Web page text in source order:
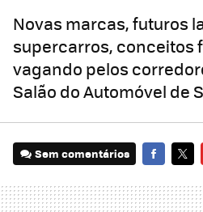
Novas marcas, futuros
supercarros, conceitos
vagando pelos
Salão do Automóvel de
Sem comentários